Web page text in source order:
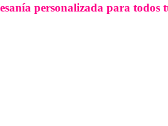
personalizada para todos